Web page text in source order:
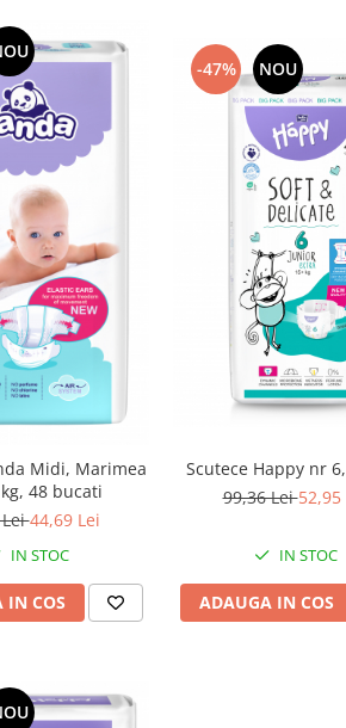
Midi, Marimea
48 bucati
Lei44,69 Lei
IN STOC
IN COS
-47% NOU
Scutece Happy nr
99,36 Lei52,95
IN STOC
ADAUGA IN COS